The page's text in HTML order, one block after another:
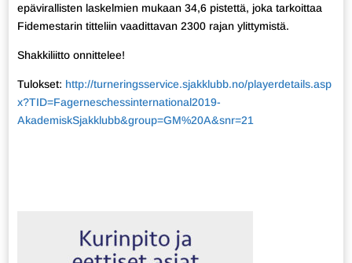
epävirallisten laskelmien mukaan 34,6 pistettä, joka tarkoittaa
Fidemestarin titteliin vaadittavan 2300 rajan ylittymistä.
Shakkiliitto onnittelee!
Tulokset: http://turneringsservice.sjakklubb.no/playerdetails.asp
x?TID=Fagerneschessinternational2019-
AkademiskSjakklubb&group=GM%20A&snr=21